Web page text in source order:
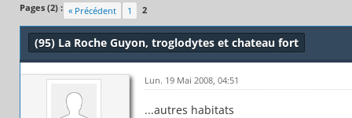
Pages (2) : « Précédent 1 2
(95) La Roche Guyon, troglodytes et chateau fort
Lun. 19 Mai 2008, 04:51
...autres habitats